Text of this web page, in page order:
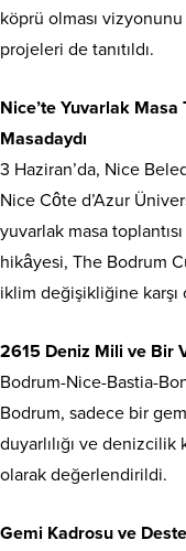
köprü olması
projeleri de tanıtıldı.
Nice’te Yuvarlak Masa
Masadaydı
3 Haziran’da, Nice
Nice Côte d’Azur
yuvarlak masa
hikâyesi, The Bodrum
iklim değişikliğine karşı
2615 Deniz Mili ve Bir
Bodrum-Nice-Bastia-
Bodrum, sadece bir
duyarlılığı ve
olarak değerlendirildi.
Gemi Kadrosu ve